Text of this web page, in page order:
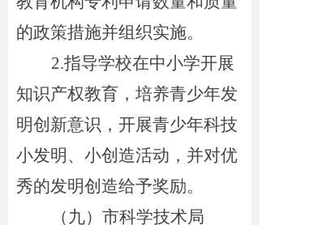
的政策措施并组织实施。
2.指导学校在中小学开展
知识产权教育，培养青少年发
明创新意识，开展青少年科技
小发明、小创造活动，并对优
秀的发明创造给予奖励。
（九）市科学技术局